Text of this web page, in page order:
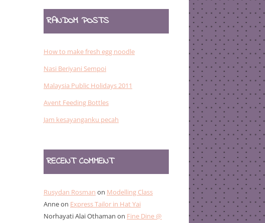
RANDOM POSTS
How to make fresh egg noodle
Nasi Beriyani Sempoi
Malaysia Public Holidays 2011
Avent Feeding Bottles
Jam kesayanganku pecah
RECENT COMMENT
Rusydan Rosman on Modelling Class
Anneon Express Tailor in Hat Yai
Norhayati Alai Othaman on Fine Dine @